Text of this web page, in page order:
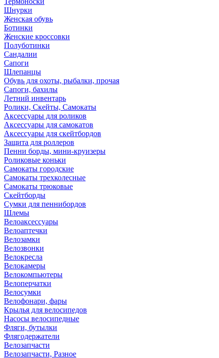
Шнурки
Женская обувь
Ботинки
Женские кроссовки
Полуботинки
Сандалии
Сапоги
Шлепанцы
Обувь для охоты, рыбалки, прочая
Сапоги, бахилы
Летний инвентарь
Ролики, Скейты, Самокаты
Аксессуары для роликов
Аксессуары для самокатов
Аксессуары для скейтбордов
Защита для роллеров
Пенни борды, мини-круизеры
Роликовые коньки
Самокаты городские
Самокаты трехколесные
Самокаты трюковые
Скейтборды
Сумки для пеннибордов
Шлемы
Велоаксессуары
Велоаптечки
Велозамки
Велозвонки
Велокресла
Велокамеры
Велокомпьютеры
Велоперчатки
Велосумки
Велофонари, фары
Крылья для велосипедов
Насосы велосипедные
Фляги, бутылки
Флягодержатели
Велозапчасти
Велозапчасти, Разное